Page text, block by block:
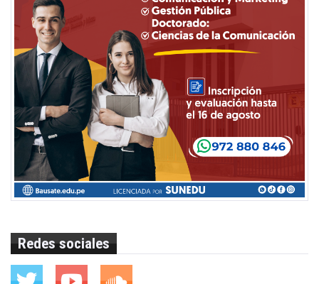
Redes sociales